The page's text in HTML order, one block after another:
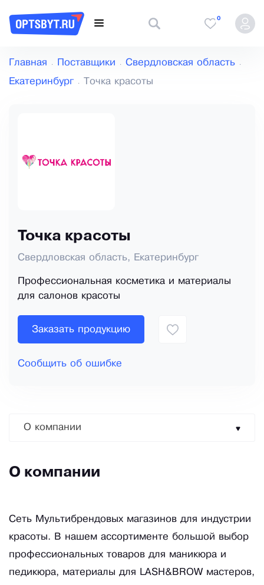
0
Главная Поставщики Свердловская область
Екатеринбург Точка красоты
Точка красоты
Свердловская область, Екатеринбург
Профессиональная косметика и материалы
для салонов красоты
Заказать продукцию
Сообщить об ошибке
О компании
О компании
Сеть Мультибрендовых магазинов для индустрии
красоты. В нашем ассортименте большой выбор
профессиональных товаров для маникюра и
педикюра, материалы для LASH&BROW мастеров,